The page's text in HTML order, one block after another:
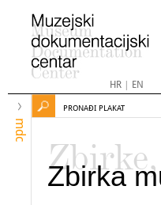
HR| EN
mdc
PRONAĐI PLAKAT
Zbirka